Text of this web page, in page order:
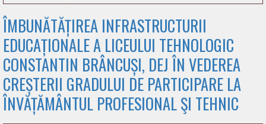
ÎMBUNĂTĂȚIREA INFRASTRUCTURII
EDUCAȚIONALE A LICEULUI TEHNOLOGIC
CONSTANTIN BRÂNCUȘI, DEJ ÎN VEDEREA
CREȘTERII GRADULUI DE PARTICIPARE LA
ÎNVĂȚĂMÂNTUL PROFESIONAL ŞI TEHNIC